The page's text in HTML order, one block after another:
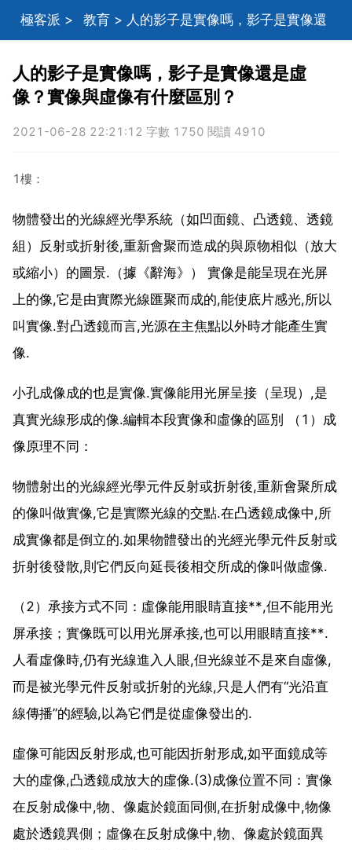
極客派 > 教育 > 人的影子是實像嗎，影子是實像還
人的影子是實像嗎，影子是實像還是虛
像？實像與虛像有什麼區別？
2021-06-28 22:21:12 字數 1750 閱讀 4910
1樓：
物體發出的光線經光學系統（如凹面鏡、凸透鏡、透鏡
組）反射或折射後,重新會聚而造成的與原物相似（放大
或縮小）的圖景.（據《辭海》） 實像是能呈現在光屏
上的像,它是由實際光線匯聚而成的,能使底片感光,所以
叫實像.對凸透鏡而言,光源在主焦點以外時才能產生實
像.
小孔成像成的也是實像.實像能用光屏呈接（呈現）,是
真實光線形成的像.編輯本段實像和虛像的區別 （1）成
像原理不同：
物體射出的光線經光學元件反射或折射後,重新會聚所成
的像叫做實像,它是實際光線的交點.在凸透鏡成像中,所
成實像都是倒立的.如果物體發出的光經光學元件反射或
折射後發散,則它們反向延長後相交所成的像叫做虛像.
（2）承接方式不同：虛像能用眼睛直接**,但不能用光
屏承接；實像既可以用光屏承接,也可以用眼睛直接**.
人看虛像時,仍有光線進入人眼,但光線並不是來自虛像,
而是被光學元件反射或折射的光線,只是人們有“光沿直
線傳播”的經驗,以為它們是從虛像發出的.
虛像可能因反射形成,也可能因折射形成,如平面鏡成等
大的虛像,凸透鏡成放大的虛像.(3)成像位置不同：實像
在反射成像中,物、像處於鏡面同側,在折射成像中,物像
處於透鏡異側；虛像在反射成像中,物、像處於鏡面異